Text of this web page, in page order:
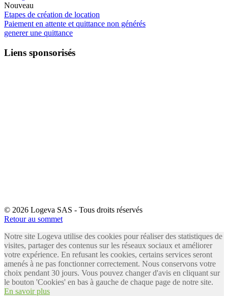
Nouveau
Etapes de création de location
Paiement en attente et quittance non générés
generer une quittance
Liens sponsorisés
© 2026 Logeva SAS - Tous droits réservés
Retour au sommet
Notre site Logeva utilise des cookies pour réaliser des statistiques de
visites, partager des contenus sur les réseaux sociaux et améliorer
votre expérience. En refusant les cookies, certains services seront
amenés à ne pas fonctionner correctement. Nous conservons votre
choix pendant 30 jours. Vous pouvez changer d'avis en cliquant sur
le bouton 'Cookies' en bas à gauche de chaque page de notre site.
En savoir plus